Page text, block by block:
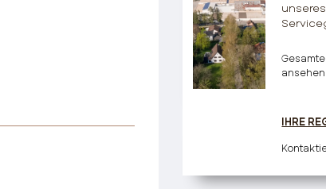
ansehen
IHRE